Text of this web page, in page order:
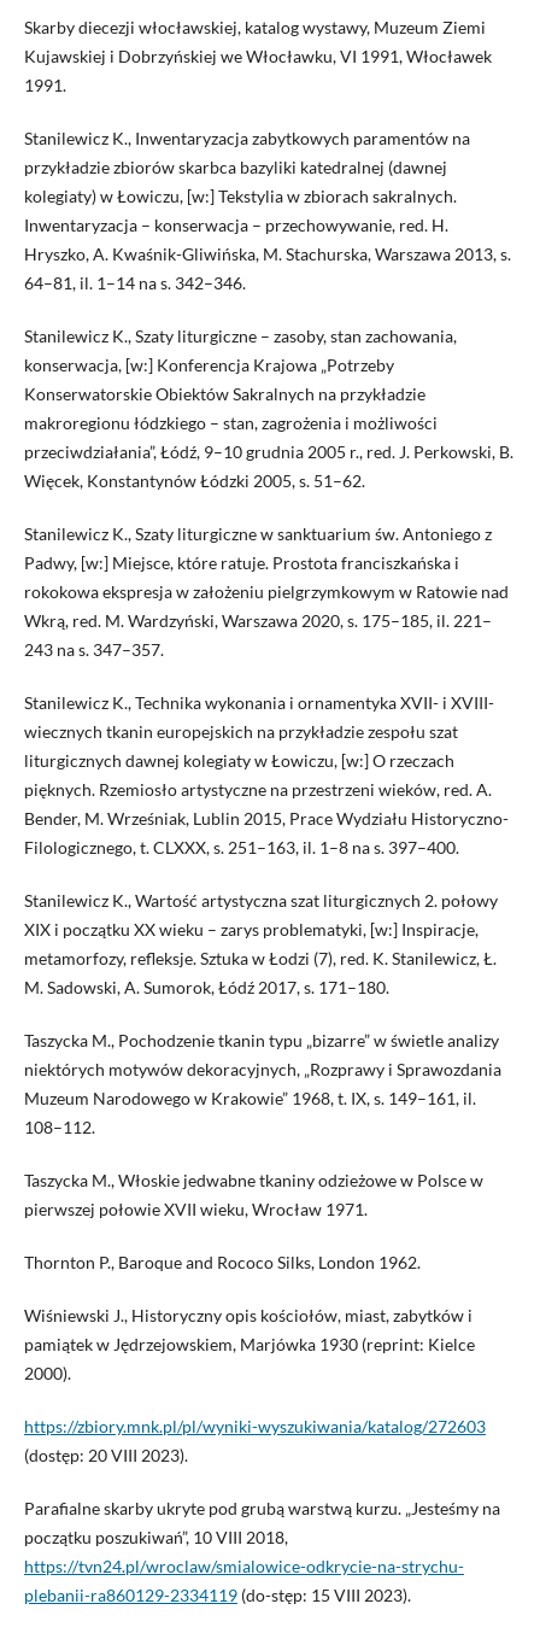
Skarby diecezji włocławskiej, katalog wystawy, Muzeum Ziemi
Kujawskiej i Dobrzyńskiej we Włocławku, VI 1991, Włocławek
1991.
Stanilewicz K., Inwentaryzacja zabytkowych paramentów na
przykładzie zbiorów skarbca bazyliki katedralnej (dawnej
kolegiaty) w Łowiczu, [w:] Tekstylia w zbiorach sakralnych.
Inwentaryzacja – konserwacja – przechowywanie, red. H.
Hryszko, A. Kwaśnik-Gliwińska, M. Stachurska, Warszawa 2013, s.
64–81, il. 1–14 na s. 342–346.
Stanilewicz K., Szaty liturgiczne – zasoby, stan zachowania,
konserwacja, [w:] Konferencja Krajowa „Potrzeby
Konserwatorskie Obiektów Sakralnych na przykładzie
makroregionu łódzkiego – stan, zagrożenia i możliwości
przeciwdziałania”, Łódź, 9–10 grudnia 2005 r., red. J. Perkowski, B.
Więcek, Konstantynów Łódzki 2005, s. 51–62.
Stanilewicz K., Szaty liturgiczne w sanktuarium św. Antoniego z
Padwy, [w:] Miejsce, które ratuje. Prostota franciszkańska i
rokokowa ekspresja w założeniu pielgrzymkowym w Ratowie nad
Wkrą, red. M. Wardzyński, Warszawa 2020, s. 175–185, il. 221–
243 na s. 347–357.
Stanilewicz K., Technika wykonania i ornamentyka XVII- i XVIII-
wiecznych tkanin europejskich na przykładzie zespołu szat
liturgicznych dawnej kolegiaty w Łowiczu, [w:] O rzeczach
pięknych. Rzemiosło artystyczne na przestrzeni wieków, red. A.
Bender, M. Wrześniak, Lublin 2015, Prace Wydziału Historyczno-
Filologicznego, t. CLXXX, s. 251–163, il. 1–8 na s. 397–400.
Stanilewicz K., Wartość artystyczna szat liturgicznych 2. połowy
XIX i początku XX wieku – zarys problematyki, [w:] Inspiracje,
metamorfozy, refleksje. Sztuka w Łodzi (7), red. K. Stanilewicz, Ł.
M. Sadowski, A. Sumorok, Łódź 2017, s. 171–180.
Taszycka M., Pochodzenie tkanin typu „bizarre” w świetle analizy
niektórych motywów dekoracyjnych, „Rozprawy i Sprawozdania
Muzeum Narodowego w Krakowie” 1968, t. IX, s. 149–161, il.
108–112.
Taszycka M., Włoskie jedwabne tkaniny odzieżowe w Polsce w
pierwszej połowie XVII wieku, Wrocław 1971.
Thornton P., Baroque and Rococo Silks, London 1962.
Wiśniewski J., Historyczny opis kościołów, miast, zabytków i
pamiątek w Jędrzejowskiem, Marjówka 1930 (reprint: Kielce
2000).
https://zbiory.mnk.pl/pl/wyniki-wyszukiwania/katalog/272603
(dostęp: 20 VIII 2023).
Parafialne skarby ukryte pod grubą warstwą kurzu. „Jesteśmy na
początku poszukiwań”, 10 VIII 2018,
https://tvn24.pl/wroclaw/smialowice-odkrycie-na-strychu-
plebanii-ra860129-2334119(do-stęp: 15 VIII 2023).